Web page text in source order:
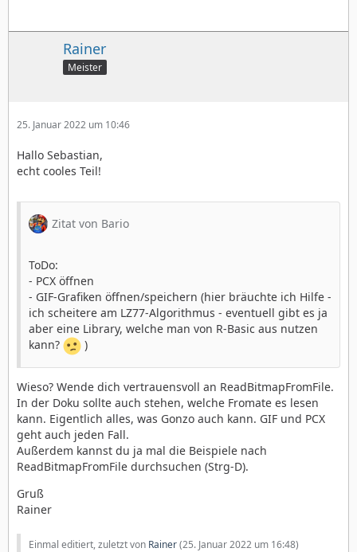
Rainer
Meister
25. Januar 2022 um 10:46
Hallo Sebastian,
echt cooles Teil!
Zitat von Bario
ToDo:
- PCX öffnen
- GIF-Grafiken öffnen/speichern (hier bräuchte ich Hilfe -
ich scheitere am LZ77-Algorithmus - eventuell gibt es ja
aber eine Library, welche man von R-Basic aus nutzen
kann?
)
Wieso? Wende dich vertrauensvoll an ReadBitmapFromFile.
In der Doku sollte auch stehen, welche Fromate es lesen
kann. Eigentlich alles, was Gonzo auch kann. GIF und PCX
geht auch jeden Fall.
Außerdem kannst du ja mal die Beispiele nach
ReadBitmapFromFile durchsuchen (Strg-D).
Gruß
Rainer
Einmal editiert, zuletzt von Rainer(25. Januar 2022 um 16:48)